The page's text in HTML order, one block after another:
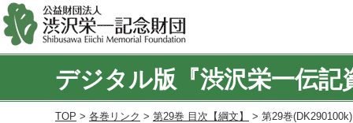
デジタル版『渋沢栄一伝記
TOP > 各巻リンク > 第29巻 目次【綱文】 > 第29巻